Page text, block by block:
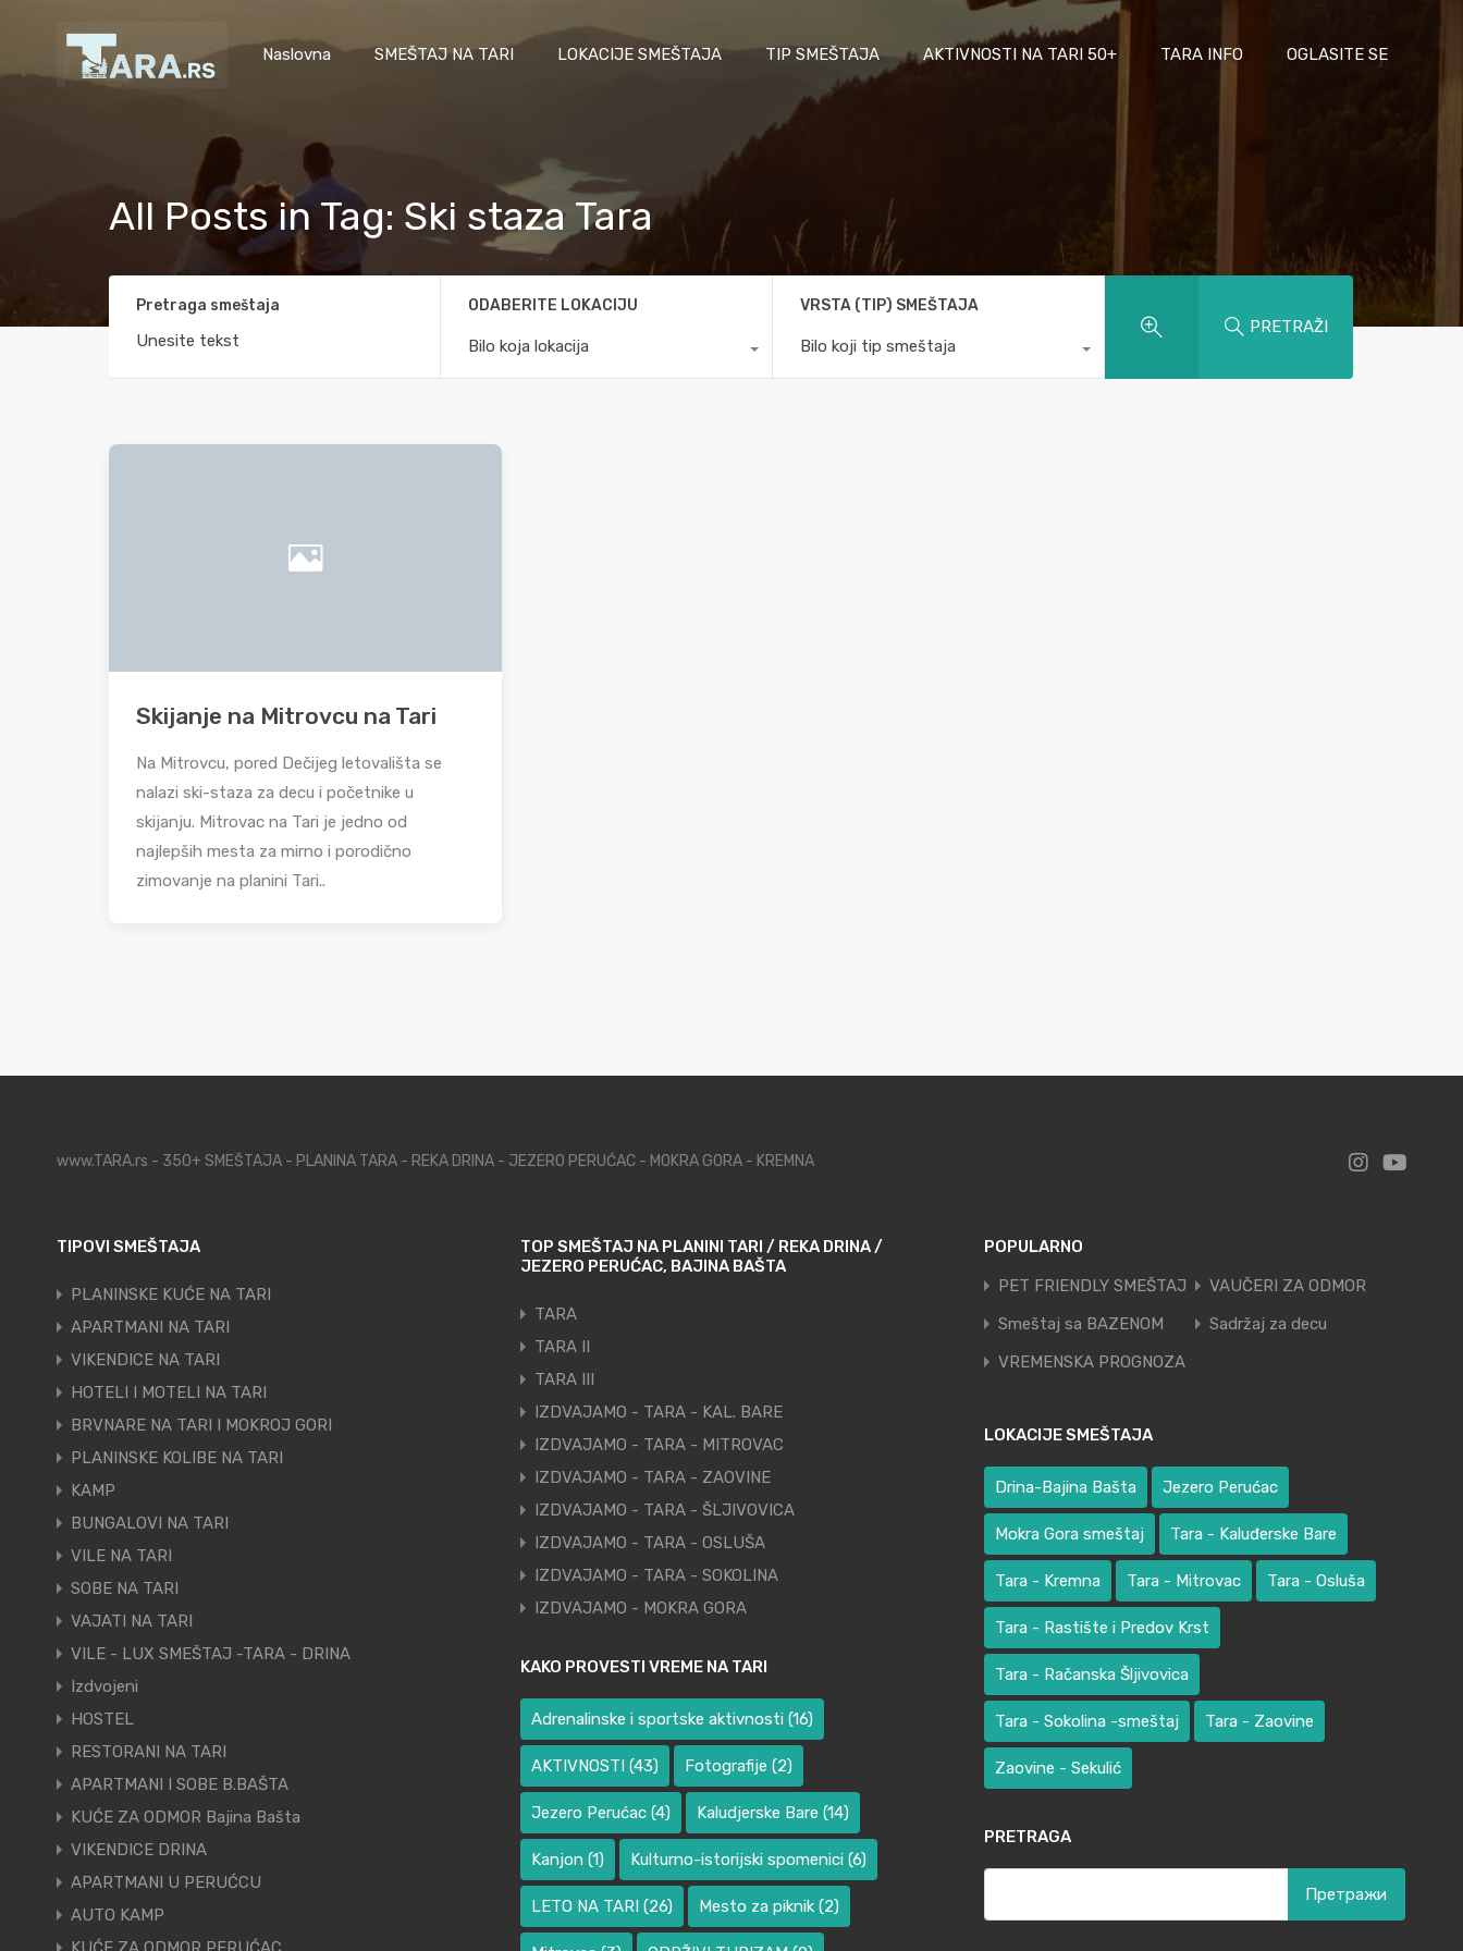
Naslovna SMEŠTAJ NA TARI LOKACIJE SMEŠTAJA TIP SMEŠTAJA AKTIVNOSTI NA TARI 50+ TARA INFO OGLASITE SE
All Posts in Tag: Ski staza Tara
Pretraga smeštaja ODABERITE LOKACIJU
Bilo koja lokacija
VRSTA (TIP) SMEŠTAJA
Bilo koji tip smeštaja
PRETRAŽI
Skijanje na Mitrovcu na Tari
Na Mitrovcu, pored Dečijeg letovališta se
nalazi ski-staza za decu i početnike u
skijanju. Mitrovac na Tari je jedno od
najlepših mesta za mirno i porodično
zimovanje na planini Tari..
www.TARA.rs - 350+ SMEŠTAJA - PLANINA TARA - REKA DRINA - JEZERO PERUĆAC - MOKRA GORA - KREMNA
TIPOVI SMEŠTAJA
PLANINSKE KUĆE NA TARI
APARTMANI NA TARI
VIKENDICE NA TARI
HOTELI I MOTELI NA TARI
BRVNARE NA TARI I MOKROJ GORI
PLANINSKE KOLIBE NA TARI
KAMP
BUNGALOVI NA TARI
VILE NA TARI
SOBE NA TARI
VAJATI NA TARI
VILE - LUX SMEŠTAJ -TARA - DRINA
Izdvojeni
HOSTEL
RESTORANI NA TARI
APARTMANI I SOBE B.BAŠTA
KUĆE ZA ODMOR Bajina Bašta
VIKENDICE DRINA
APARTMANI U PERUĆCU
AUTO KAMP
TOP SMEŠTAJ NA PLANINI TARI / REKA DRINA /
JEZERO PERUĆAC, BAJINA BAŠTA
TARA
TARA II
TARA III
IZDVAJAMO - TARA - KAL. BARE
IZDVAJAMO - TARA - MITROVAC
IZDVAJAMO - TARA - ZAOVINE
IZDVAJAMO - TARA - ŠLJIVOVICA
IZDVAJAMO - TARA - OSLUŠA
IZDVAJAMO - TARA - SOKOLINA
IZDVAJAMO - MOKRA GORA
KAKO PROVESTI VREME NA TARI
Adrenalinske i sportske aktivnosti (16)
AKTIVNOSTI (43) Fotografije (2)
Jezero Perućac (4) Kaludjerske Bare (14)
Kanjon (1) Kulturno-istorijski spomenici (6)
LETO NA TARI (26) Mesto za piknik (2)
POPULARNO
PET FRIENDLY SMEŠTAJ
VAUČERI ZA ODMOR
Smeštaj sa BAZENOM
Sadržaj za decu
VREMENSKA PROGNOZA
LOKACIJE SMEŠTAJA
Drina-Bajina Bašta Jezero Perućac
Mokra Gora smeštaj Tara - Kaluđerske Bare
Tara - Kremna Tara - Mitrovac Tara - Osluša
Tara - Rastište i Predov Krst
Tara - Račanska Šljivovica
Tara - Sokolina -smeštaj Tara - Zaovine
Zaovine - Sekulić
PRETRAGA
за: